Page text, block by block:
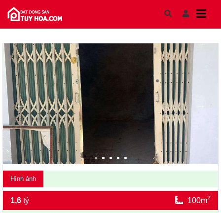
Hình ảnh
1,6 tỷ 100m2